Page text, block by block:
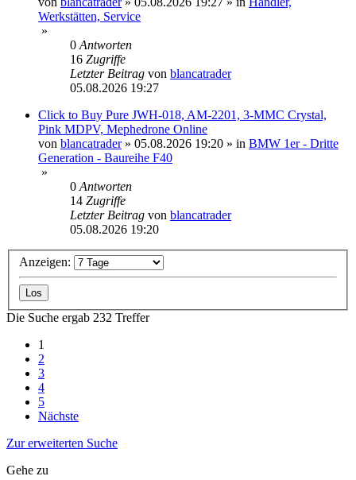
Werkstätten, Service
»
0 Antworten
16 Zugriffe
Letzter Beitrag von blancatrader
05.08.2026 19:27
Click to Buy Pure JWH-018, AM-2201, 3-MMC Crystal,
Pink MDPV, Mephedrone Online
von blancatrader» 05.08.2026 19:20 » in BMW 1er - Dritte
Generation - Baureihe F40
»
0 Antworten
14 Zugriffe
Letzter Beitrag von blancatrader
05.08.2026 19:20
Anzeigen:
Die Suche ergab 232 Treffer
1
2
3
4
5
Nächste
Zur erweiterten Suche
Gehe zu